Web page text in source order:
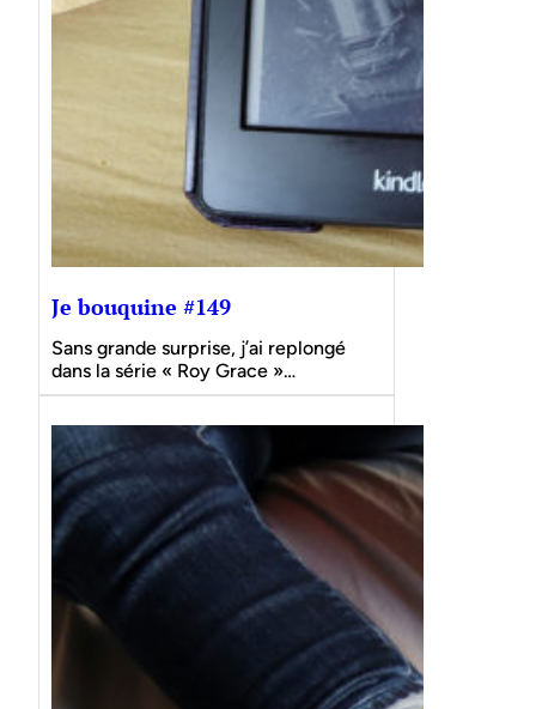
Je bouquine #149
Sans grande surprise, j’ai replongé
dans la série « Roy Grace »…